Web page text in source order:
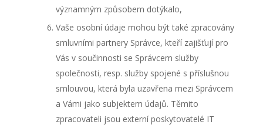
významným způsobem dotýkalo,
Vaše osobní údaje mohou být také zpracovány
smluvními partnery Správce, kteří zajišťují pro
Vás v součinnosti se Správcem služby
společnosti, resp. služby spojené s příslušnou
smlouvou, která byla uzavřena mezi Správcem
a Vámi jako subjektem údajů. Těmito
zpracovateli jsou externí poskytovatelé IT